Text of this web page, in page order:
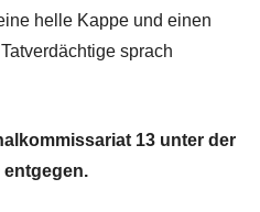
helle Kappe und einen
sprach
13 unter der
entgegen.